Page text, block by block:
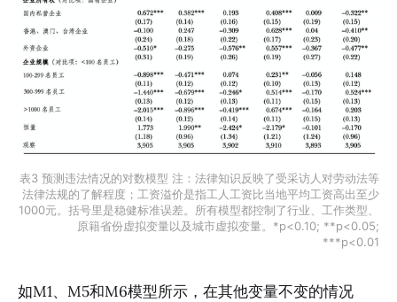
表3 预测违法情况的对数模型 注：法律知识反映了受采访人对劳动法等
法律法规的了解程度；工资溢价是指工人工资比当地平均工资高出至少
1000元。括号里是稳健标准误差。所有模型都控制了行业、工作类型、
原籍省份虚拟变量以及城市虚拟变量。*p<0.10; **p<0.05;
***p<0.01
如M1、M5和M6模型所示，在其他变量不变的情况